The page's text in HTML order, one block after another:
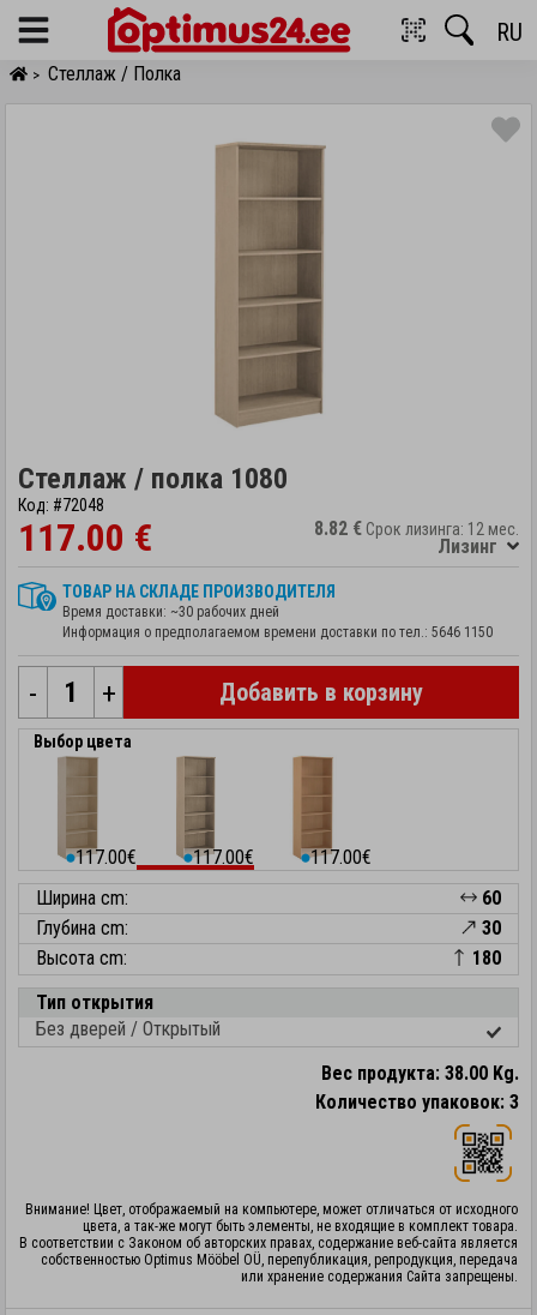
Menu RU
> Стеллаж / Полка
Стеллаж / полка 1080
Код: #72048
117.00 € 8.82 € Срок лизинга: 12 мес.
Лизинг
ТОВАР НА СКЛАДЕ ПРОИЗВОДИТЕЛЯ
Время доставки: ~30 рабочих дней
Информация о предполагаемом времени доставки по тел.: 5646 1150
- + Добавить в корзину
Выбор цвета
⬤117.00€ ⬤117.00€ ⬤117.00€
Ширина cm:
60
Глубина cm:
30
Высота cm:
180
Тип открытия
Без дверей / Открытый
Вес продукта: 38.00 Kg.
Количество упаковок: 3
Внимание! Цвет, отображаемый на компьютере, может отличаться от исходного
цвета, а так-же могут быть элементы, не входящие в комплект товара.
В соответствии с Законом об авторских правах, содержание веб-сайта является
собственностью Optimus Mööbel OÜ, перепубликация, репродукция, передача
или хранение содержания Сайта запрещены.